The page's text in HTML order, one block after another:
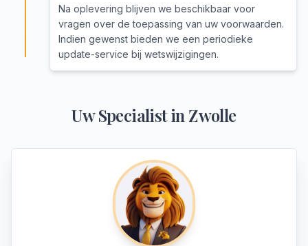
Na oplevering blijven we beschikbaar voor
vragen over de toepassing van uw voorwaarden.
Indien gewenst bieden we een periodieke
update-service bij wetswijzigingen.
Uw Specialist in Zwolle